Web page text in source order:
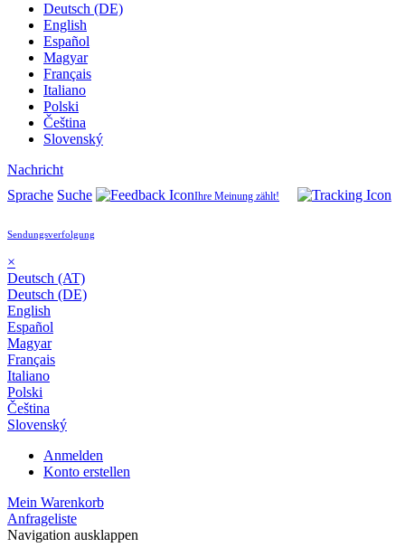
Deutsch (DE)
English
Español
Magyar
Français
Italiano
Polski
Čeština
Slovenský
Nachricht
Sprache Suche Ihre Meinung zählt!
Sendungsverfolgung
×
Deutsch (AT)
Deutsch (DE)
English
Español
Magyar
Français
Italiano
Polski
Čeština
Slovenský
Anmelden
Konto erstellen
Mein Warenkorb
Anfrageliste
Navigation ausklappen